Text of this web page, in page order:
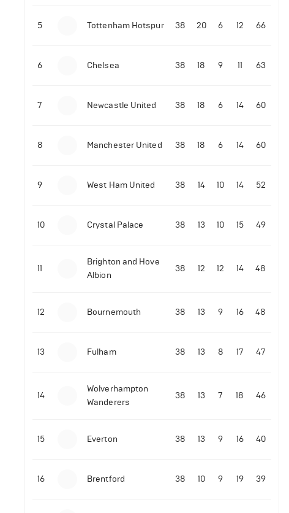
5 Tottenham Hotspur 38 20 6 12 66
6 Chelsea 38 18 9 11 63
7 Newcastle United 38 18 6 14 60
8 Manchester United 38 18 6 14 60
9 West Ham United 38 14 10 14 52
10 Crystal Palace 38 13 10 15 49
11
Brighton and Hove
Albion
38 12 12 14 48
12 Bournemouth 38 13 9 16 48
13 Fulham 38 13 8 17 47
14
Wolverhampton
Wanderers
38 13 7 18 46
15 Everton 38 13 9 16 40
16 Brentford 38 10 9 19 39